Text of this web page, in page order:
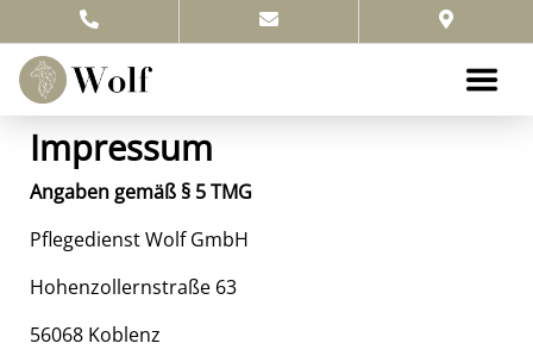
Impressum
Angaben gemäß § 5 TMG
Pflegedienst Wolf GmbH
Hohenzollernstraße 63
56068 Koblenz